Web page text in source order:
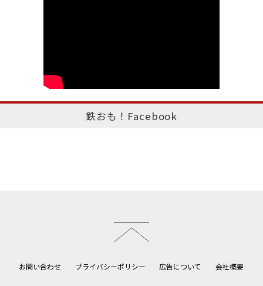
鉄おも！Facebook
お問い合わせ プライバシーポリシー 広告について 会社概要